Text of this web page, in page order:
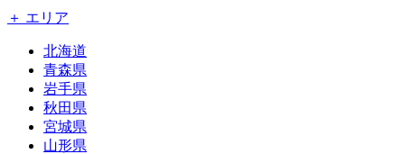
＋ エリア
北海道
青森県
岩手県
秋田県
宮城県
山形県